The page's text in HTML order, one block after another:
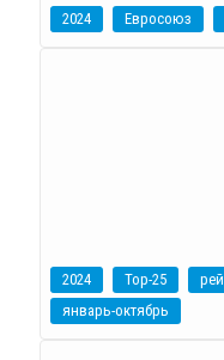
2024 Евросоюз
2024 Top-25
январь-октябрь